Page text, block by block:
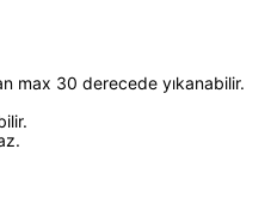
max 30 derecede yıkanabilir.